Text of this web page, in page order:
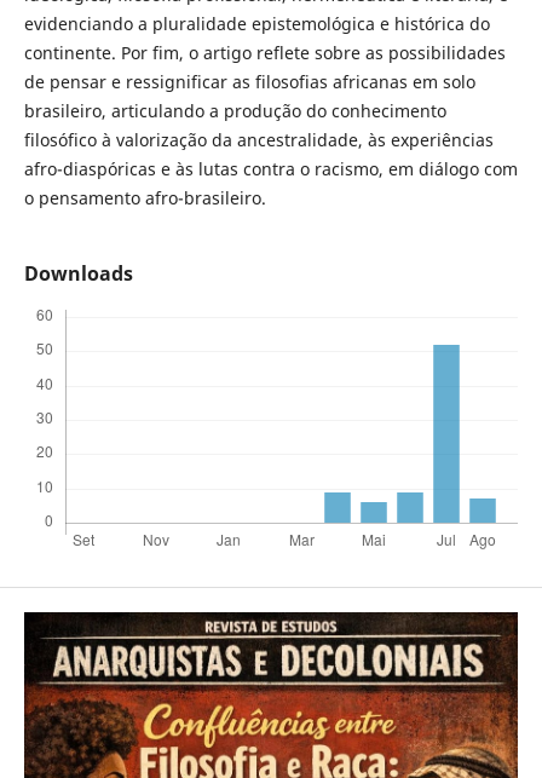
evidenciando a pluralidade epistemológica e histórica do
continente. Por fim, o artigo reflete sobre as possibilidades
de pensar e ressignificar as filosofias africanas em solo
brasileiro, articulando a produção do conhecimento
filosófico à valorização da ancestralidade, às experiências
afro-diaspóricas e às lutas contra o racismo, em diálogo com
o pensamento afro-brasileiro.
Downloads